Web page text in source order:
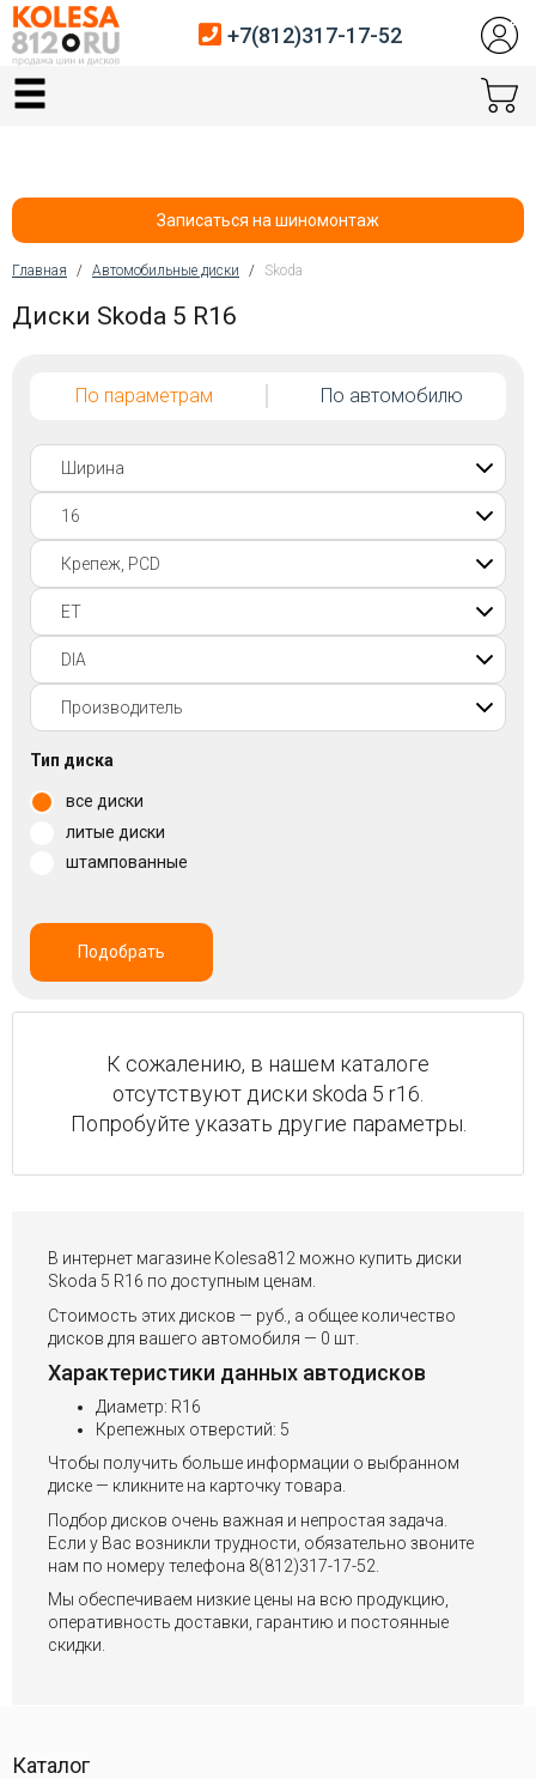
Главная
Автосервис
Датчики давления
Покупателям
Контакты
Войти на сайт
+7(812)317-
17-
52
Пн-
Вс:
21:00
+7(812)317-17-52
Записаться на шиномонтаж
Вы здесь
Главная / Автомобильные диски / Skoda
Диски Skoda 5 R16
По параметрам По автомобилю
Тип диска
все диски
литые диски
штампованные
Подобрать
К сожалению, в нашем каталоге
отсутствуют диски skoda 5 r16.
Попробуйте указать другие параметры.
В интернет магазине Kolesa812 можно купить диски
Skoda 5 R16 по доступным ценам.
Стоимость этих дисков — руб., а общее количество
дисков для вашего автомобиля — 0 шт.
Характеристики данных автодисков
Диаметр: R16
Крепежных отверстий: 5
Чтобы получить больше информации о выбранном
диске — кликните на карточку товара.
Подбор дисков очень важная и непростая задача.
Если у Вас возникли трудности, обязательно звоните
нам по номеру телефона 8(812)317-17-52.
Мы обеспечиваем низкие цены на всю продукцию,
оперативность доставки, гарантию и постоянные
скидки.
Каталог